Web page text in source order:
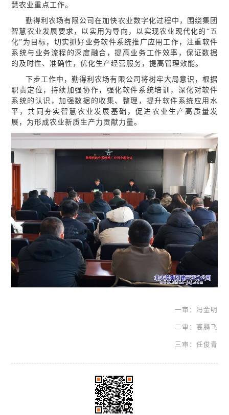
慧农业重点工作。
勤得利农场有限公司在加快农业数字化过程中，围绕集团
智慧农业发展要求，以实用为导向，以实现农业现代化的“五
化”为目标，切实抓好业务软件系统推广应用工作，注重软件
系统与业务流程的深度融合，提高业务工作效率，保证数据
的及时性、准确性，优化生产经营服务，提高管理效能。
下步工作中，勤得利农场有限公司将树牢大局意识，根据
职责定位，持续加强协作，强化软件系统培训，深化对软件
系统的认识，加强数据的收集、整理，提升软件系统 应用水
平 ，共同夯实智慧农业发展基础，促进农业生产高质量发
展，为形成农业新质生产力贡献力量。
一审：冯金明
二审：高鹏飞
三审：任俊青